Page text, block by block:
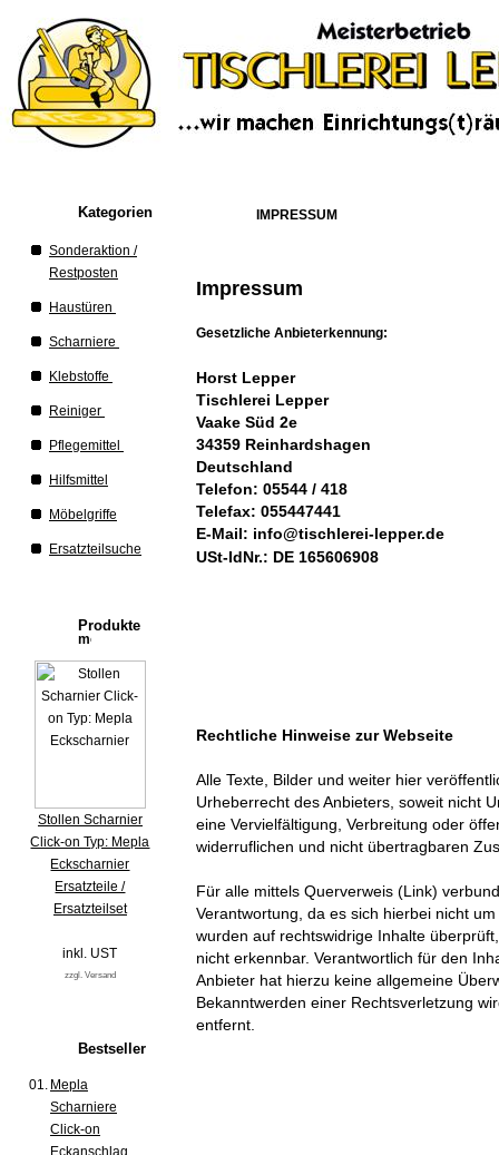
Kategorien
Sonderaktion /
Restposten
Haustüren
Scharniere
Klebstoffe
Reiniger
Pflegemittel
Hilfsmittel
Möbelgriffe
Ersatzteilsuche
Produkte
Stollen Scharnier
Click-on Typ: Mepla
Eckscharnier
Ersatzteile /
Ersatzteilset
inkl. UST
zzgl. Versand
Bestseller
01. Mepla
Scharniere
Click-on
Eckanschlag
IMPRESSUM
Impressum
Gesetzliche Anbieterkennung:
Horst Lepper
Tischlerei Lepper
Vaake Süd 2e
34359 Reinhardshagen
Deutschland
Telefon: 05544 / 418
Telefax: 055447441
E-Mail: info@tischlerei-lepper.de
USt-IdNr.: DE 165606908
Rechtliche Hinweise zur Webseite
Alle Texte, Bilder und weiter hier
Urheberrecht des Anbieters, soweit nicht
eine Vervielfältigung, Verbreitung oder
widerruflichen und nicht übertragbaren
Für alle mittels Querverweis (Link)
Verantwortung, da es sich hierbei nicht
wurden auf rechtswidrige Inhalte
nicht erkennbar. Verantwortlich für den
Anbieter hat hierzu keine allgemeine
Bekanntwerden einer Rechtsverletzung
entfernt.